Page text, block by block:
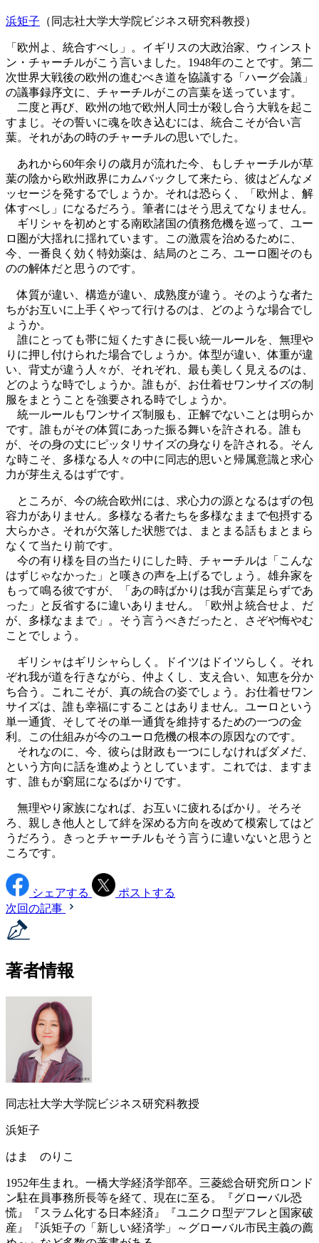
浜矩子 （同志社大学大学院ビジネス研究科教授）
「欧州よ、統合すべし」。イギリスの大政治家、ウィンスト
ン・チャーチルがこう言いました。1948年のことです。第二
次世界大戦後の欧州の進むべき道を協議する「ハーグ会議」
の議事録序文に、チャーチルがこの言葉を送っています。
二度と再び、欧州の地で欧州人同士が殺し合う大戦を起こ
すまじ。その誓いに魂を吹き込むには、統合こそが合い言
葉。それがあの時のチャーチルの思いでした。
あれから60年余りの歳月が流れた今、もしチャーチルが草
葉の陰から欧州政界にカムバックして来たら、彼はどんなメ
ッセージを発するでしょうか。それは恐らく、「欧州よ、解
体すべし」になるだろう。筆者にはそう思えてなりません。
ギリシャを初めとする南欧諸国の債務危機を巡って、ユー
ロ圏が大揺れに揺れています。この激震を治めるために、
今、一番良く効く特効薬は、結局のところ、ユーロ圏そのも
のの解体だと思うのです。
体質が違い、構造が違い、成熟度が違う。そのような者た
ちがお互いに上手くやって行けるのは、どのような場合でし
ょうか。
誰にとっても帯に短くたすきに長い統一ルールを、無理や
りに押し付けられた場合でしょうか。体型が違い、体重が違
い、背丈が違う人々が、それぞれ、最も美しく見えるのは、
どのような時でしょうか。誰もが、お仕着せワンサイズの制
服をまとうことを強要される時でしょうか。
統一ルールもワンサイズ制服も、正解でないことは明らか
です。誰もがその体質にあった振る舞いを許される。誰も
が、その身の丈にピッタリサイズの身なりを許される。そん
な時こそ、多様なる人々の中に同志的思いと帰属意識と求心
力が芽生えるはずです。
ところが、今の統合欧州には、求心力の源となるはずの包
容力がありません。多様なる者たちを多様なままで包摂する
大らかさ。それが欠落した状態では、まとまる話もまとまら
なくて当たり前です。
今の有り様を目の当たりにした時、チャーチルは「こんな
はずじゃなかった」と嘆きの声を上げるでしょう。雄弁家を
もって鳴る彼ですが、「あの時ばかりは我が言葉足らずであ
った」と反省するに違いありません。「欧州よ統合せよ、だ
が、多様なままで」。そう言うべきだったと、さぞや悔やむ
ことでしょう。
ギリシャはギリシャらしく。ドイツはドイツらしく。それ
ぞれ我が道を行きながら、仲よくし、支え合い、知恵を分か
ち合う。これこそが、真の統合の姿でしょう。お仕着せワン
サイズは、誰も幸福にすることはありません。ユーロという
単一通貨、そしてその単一通貨を維持するための一つの金
利。この仕組みが今のユーロ危機の根本の原因なのです。
それなのに、今、彼らは財政も一つにしなければダメだ、
という方向に話を進めようとしています。これでは、ますま
す、誰もが窮屈になるばかりです。
無理やり家族になれば、お互いに疲れるばかり。そろそ
ろ、親しき他人として絆を深める方向を改めて模索してはど
うだろう。きっとチャーチルもそう言うに違いないと思うと
ころです。
シェアする
ポストする
次回の記事
著者情報
同志社大学大学院ビジネス研究科教授
浜矩子
はま のりこ
1952年生まれ。一橋大学経済学部卒。三菱総合研究所ロンド
ン駐在員事務所長等を経て、現在に至る。『グローバル恐
慌』『スラム化する日本経済』『ユニクロ型デフレと国家破
産』『浜矩子の「新しい経済学」～グローバル市民主義の薦